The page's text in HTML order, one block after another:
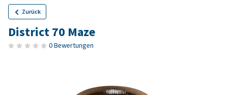
Zurück
District 70 Maze
0 Bewertungen